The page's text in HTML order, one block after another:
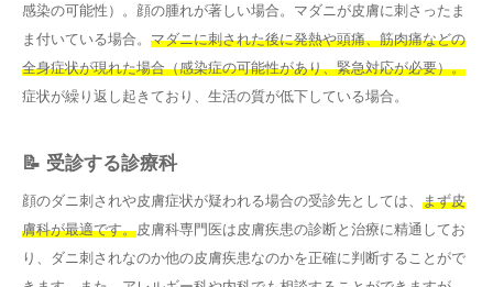
感染の可能性）。顔の腫れが著しい場合。マダニが皮膚に刺さったま
ま付いている場合。 マダニに刺された後に発熱や頭痛、筋肉痛などの
全身症状が現れた場合（感染症の可能性があり、緊急対応が必要）。
症状が繰り返し起きており、生活の質が低下している場合。
📝 受診する診療科
顔のダニ刺されや皮膚症状が疑われる場合の受診先としては、 まず皮
膚科が最適です。皮膚科専門医は皮膚疾患の診断と治療に精通してお
り、ダニ刺されなのか他の皮膚疾患なのかを正確に判断することがで